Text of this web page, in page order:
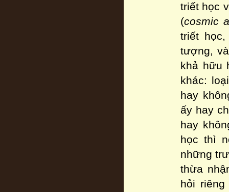
triết học
(cosmic
triết
tượng,
khả hữu
khác:
hay
ấy hay
hay
học thì
những
thừa
hỏi